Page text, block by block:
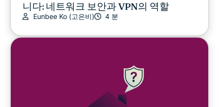
니다: 네트워크 보안과 VPN의 역할
Eunbee Ko (고은비) 4 분